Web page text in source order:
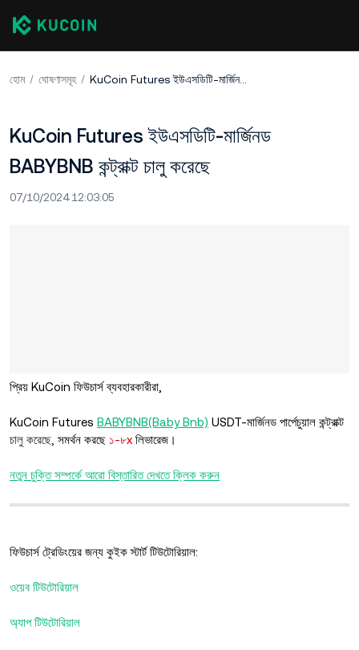
হোম ঘোষণাসমূহ KuCoin Futures ইউএসডিটি-মার্জিনড BABYBNB কন্ট্রাক্ট চালু করেছে
KuCoin Futures ইউএসডিটি-মার্জিনড
BABYBNB কন্ট্রাক্ট চালু করেছে
07/10/2024 12:03:05
প্রিয় KuCoin ফিউচার্স ব্যবহারকারীরা,
KuCoin Futures BABYBNB(Baby Bnb) USDT-মার্জিনড পার্পেচুয়াল কন্ট্রাক্ট
চালু করেছে, সমর্থন করছে ১-৮x লিভারেজ।
নতুন চুক্তি সম্পর্কে আরো বিস্তারিত দেখতে ক্লিক করুন
ফিউচার্স ট্রেডিংয়ের জন্য কুইক স্টার্ট টিউটোরিয়াল:
ওয়েব টিউটোরিয়াল
অ্যাপ টিউটোরিয়াল